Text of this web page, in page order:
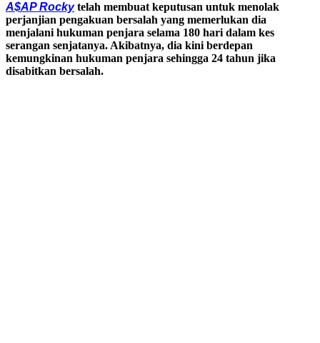
A$AP Rockytelah membuat keputusan untuk menolak
perjanjian pengakuan bersalah yang memerlukan dia
menjalani hukuman penjara selama 180 hari dalam kes
serangan senjatanya. Akibatnya, dia kini berdepan
kemungkinan hukuman penjara sehingga 24 tahun jika
disabitkan bersalah.